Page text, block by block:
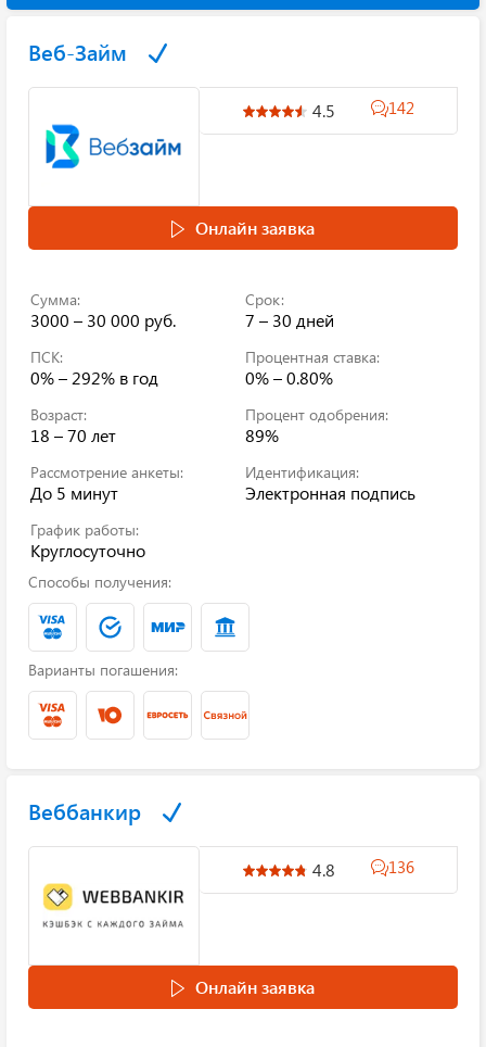
Веб-Займ
4.5 142
Онлайн заявка
Сумма:
3000 – 30 000 руб.
Срок:
7 – 30 дней
ПСК:
0% – 292% в год
Процентная ставка:
0% – 0.80%
Возраст:
18 – 70 лет
Процент одобрения:
89%
Рассмотрение анкеты:
До 5 минут
Идентификация:
Электронная подпись
График работы:
Круглосуточно
Способы получения:
Варианты погашения:
Веббанкир
4.8 136
Онлайн заявка